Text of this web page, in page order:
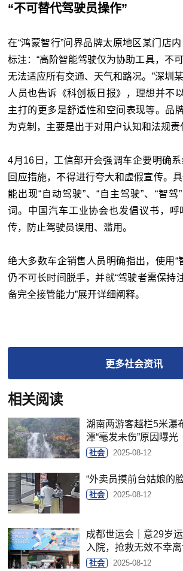
“不可替代驾驶员操作”
在“鸿蒙智行”问界品牌太原地区某门店
标注：“高阶智能驾驶仅为协助工具，不
无法适应所有交通、天气和路况。”深圳
人员也告诉《科创板日报》，理想并不以
主打的更多是舒适性和空间表现等。品
为克制，主要是出于对用户认知和法规责
4月 16 日，工信部开会强调车企要明确
回应措施，不得进行夸大和虚假宣传。
能出现“自动驾驶”、“自主驾驶”、“智驾
词。中国汽车工业协会也发倡议书，呼
传，防止驾驶员误用、滥用。
绝大多数车企销售人员明确指出，使用“
仍不可长时间脱手，并就“驾驶者需保持
备完全接管能力”展开详细阐释。
更多社会资讯
相关阅读
湖南两游客越栏5米瀑
潭“毫发未伤”原因曝光
社会 2025-08-12
“外卖员摸前台姑娘的
社会 2025-08-12
成都世运会｜意29岁
入院，抢救无效不幸
社会 2025-08-12